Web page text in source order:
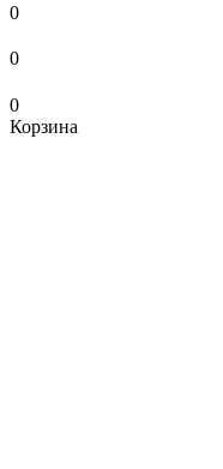
0
0
0
Корзина